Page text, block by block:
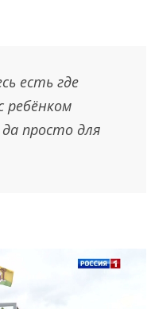
есть где
ребёнком
просто для